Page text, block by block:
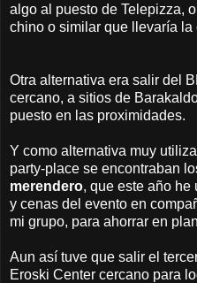
algo al puesto de Telepizza,
chino o similar que llevaría
Otra alternativa era salir del
cercano, a sitios de
puesto en las proximidades.
Y como alternativa muy
party-place se encontraban
merendero, que este año he
y cenas del evento en
mi grupo, para ahorrar en
Aun así tuve que salir el
Eroski Center cercano para